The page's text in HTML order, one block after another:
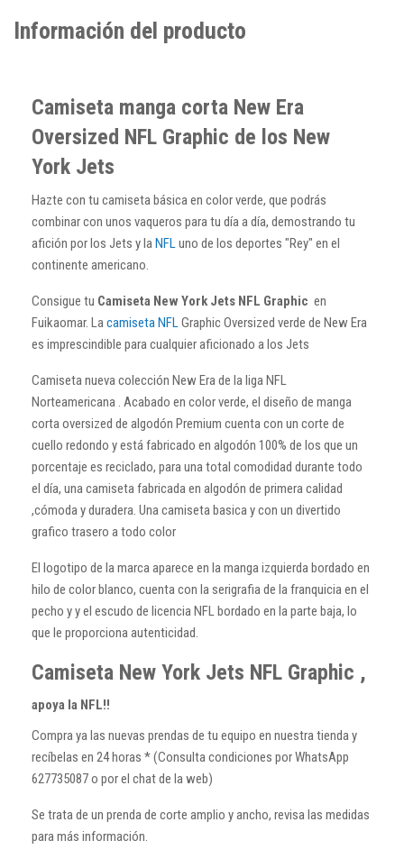
Información del producto
Camiseta manga corta New Era
Oversized NFL Graphic de los New
York Jets
Hazte con tu camiseta básica en color verde, que podrás
combinar con unos vaqueros para tu día a día, demostrando tu
afición por los Jets y laNFLuno de los deportes "Rey" en el
continente americano.
Consigue tu Camiseta New York Jets NFL Graphic en
Fuikaomar. Lacamiseta NFLGraphic Oversized verde de New Era
es imprescindible para cualquier aficionado a los Jets
Camiseta nueva colección New Era de la liga NFL
Norteamericana . Acabado en color verde, el diseño de manga
corta oversized de algodón Premium cuenta con un corte de
cuello redondo y está fabricado en algodón 100% de los que un
porcentaje es reciclado, para una total comodidad durante todo
el día, una camiseta fabricada en algodón de primera calidad
,cómoda y duradera. Una camiseta basica y con un divertido
grafico trasero a todo color
El logotipo de la marca aparece en la manga izquierda bordado en
hilo de color blanco, cuenta con la serigrafia de la franquicia en el
pecho y y el escudo de licencia NFL bordado en la parte baja, lo
que le proporciona autenticidad.
Camiseta New York Jets NFL Graphic ,
apoya la NFL!!
Compra ya las nuevas prendas de tu equipo en nuestra tienda y
recíbelas en 24 horas * (Consulta condiciones por WhatsApp
627735087 o por el chat de la web)
Se trata de un prenda de corte amplio y ancho, revisa las medidas
para más información.